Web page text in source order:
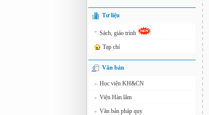
Tư liệu
» Sách, giáo trình
Tạp chí
Văn bản
» Học viện KH&CN
» Viện Hàn lâm
» Văn bản pháp quy